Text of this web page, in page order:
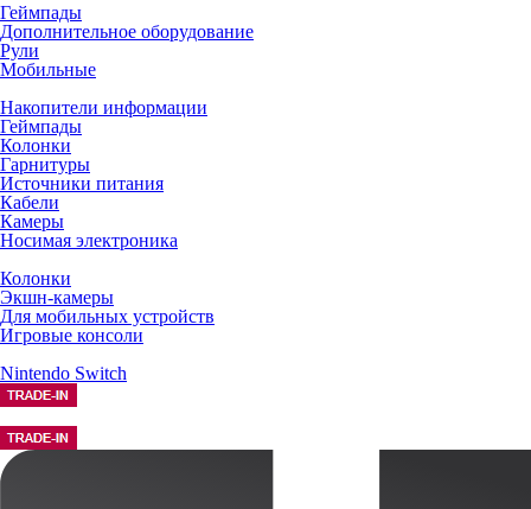
Геймпады
Дополнительное оборудование
Рули
Мобильные
Накопители информации
Геймпады
Колонки
Гарнитуры
Источники питания
Кабели
Камеры
Носимая электроника
Колонки
Экшн-камеры
Для мобильных устройств
Игровые консоли
Nintendo Switch